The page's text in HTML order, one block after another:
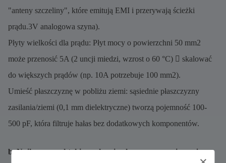
"anteny szczeliny", które emitują EMI i przerywają ścieżki
prądu.3V analogowa szyna).
Płyty wielkości dla prądu: Płyt mocy o powierzchni 50 mm2
może przenosić 5A (2 uncji miedzi, wzrost o 60 °C)  skalować
do większych prądów (np. 10A potrzebuje 100 mm2).
Umieść płaszczyznę w pobliżu ziemi: sąsiednie płaszczyzny
zasilania/ziemi (0,1 mm dielektryczne) tworzą pojemność 100-
500 pF, która filtruje hałas bez dodatkowych komponentów.
b. Najlepsze praktyki w zakresie płaszczyzny naziemnej